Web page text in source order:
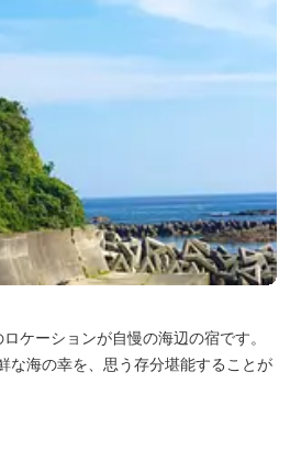
ケーションが自慢の海辺の宿です。
な海の幸を、思う存分堪能することが